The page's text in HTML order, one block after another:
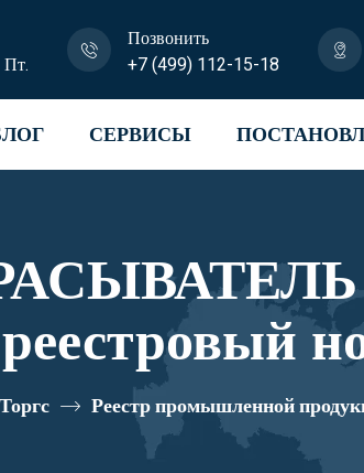
Позвонить
+7 (499) 112-15-18
СЕРВИСЫ
Торгс Реестр промышленной